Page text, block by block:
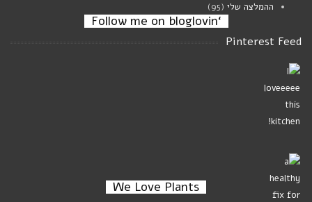
‘Follow me on bloglovin
We Love Plants
ההמלצה שלי (95)
Pinterest Feed